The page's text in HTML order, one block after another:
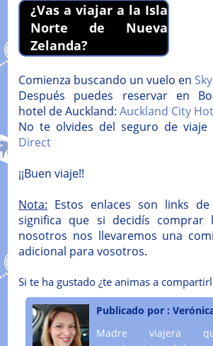
¿Vas a viajar a la Isla
Norte de Nueva
Zelanda?
Comienza buscando un vuelo en
Después puedes reservar en
hotel de Auckland: Auckland City
No te olvides del seguro de viaje
Direct
¡¡Buen viaje!!
Nota: Estos enlaces son links de
significa que si decidís comprar
nosotros nos llevaremos una
adicional para vosotros.
Si te ha gustado ¿te animas a
Publicado por :
Madre viajera